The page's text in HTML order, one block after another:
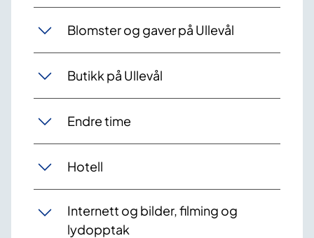
Blomster og gaver på Ullevål
Butikk på Ullevål
Endre time
Hotell
Internett og bilder, filming og
lydopptak